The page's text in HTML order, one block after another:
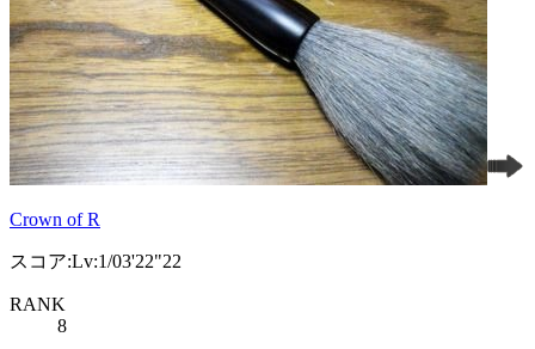
Crown of R
スコア:Lv:1/03'22"22
RANK
8